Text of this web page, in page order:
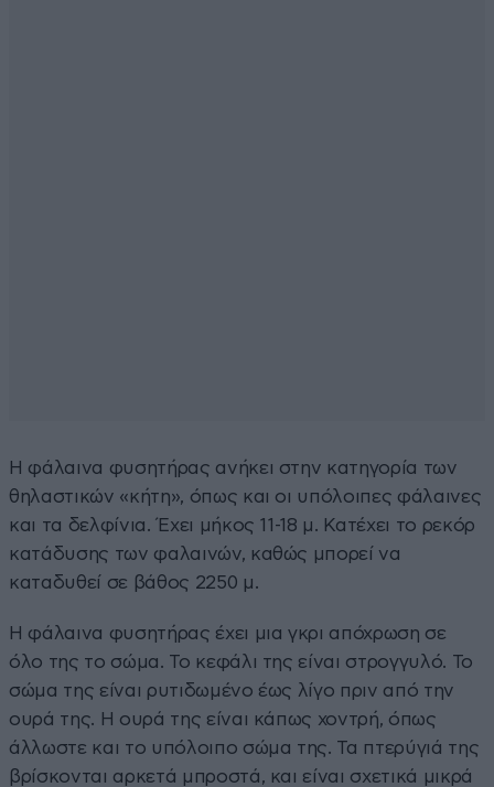
Η φάλαινα φυσητήρας ανήκει στην κατηγορία των
θηλαστικών «κήτη», όπως και οι υπόλοιπες φάλαινες
και τα δελφίνια. Έχει μήκος 11-18 μ. Κατέχει το ρεκόρ
κατάδυσης των φαλαινών, καθώς μπορεί να
καταδυθεί σε βάθος 2250 μ.
Η φάλαινα φυσητήρας έχει μια γκρι απόχρωση σε
όλο της το σώμα. Το κεφάλι της είναι στρογγυλό. Το
σώμα της είναι ρυτιδωμένο έως λίγο πριν από την
ουρά της. Η ουρά της είναι κάπως χοντρή, όπως
άλλωστε και το υπόλοιπο σώμα της. Τα πτερύγιά της
βρίσκονται αρκετά μπροστά, και είναι σχετικά μικρά